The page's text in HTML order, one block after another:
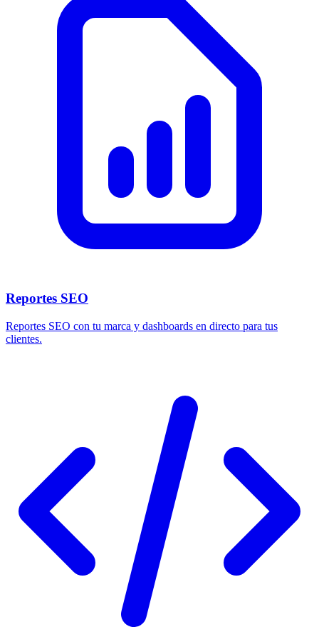
Reportes SEO
Reportes SEO con tu marca y dashboards en directo para tus
clientes.